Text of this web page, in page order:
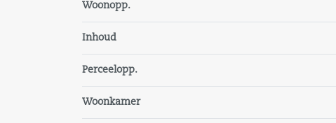
Woonopp.
Inhoud
Perceelopp.
Woonkamer